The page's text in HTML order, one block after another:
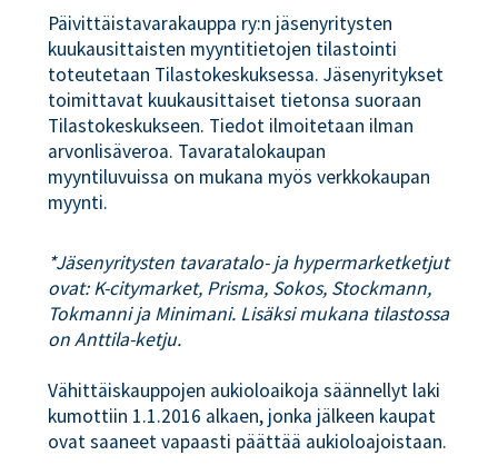
Päivittäistavarakauppa ry:n jäsenyritysten
kuukausittaisten myyntitietojen tilastointi
toteutetaan Tilastokeskuksessa. Jäsenyritykset
toimittavat kuukausittaiset tietonsa suoraan
Tilastokeskukseen. Tiedot ilmoitetaan ilman
arvonlisäveroa. Tavaratalokaupan
myyntiluvuissa on mukana myös verkkokaupan
myynti.
*Jäsenyritysten tavaratalo- ja hypermarketketjut
ovat: K-citymarket, Prisma, Sokos, Stockmann,
Tokmanni ja Minimani. Lisäksi mukana tilastossa
on Anttila-ketju.
Vähittäiskauppojen aukioloaikoja säännellyt laki
kumottiin 1.1.2016 alkaen, jonka jälkeen kaupat
ovat saaneet vapaasti päättää aukioloajoistaan.